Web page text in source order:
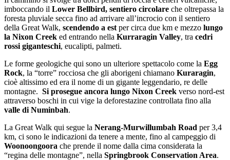
imboccando il Lower Bellbird, sentiero circolare che oltrepassa la
foresta pluviale secca fino ad arrivare all’incrocio con il sentiero
della Great Walk, scendendo a est per circa due km e mezzo lungo
la Nixon Creek ed entrando nella Kurraragin Valley, tra cedri
rossi giganteschi, eucalipti, palmeti.
Le forme geologiche qui sono un ulteriore spettacolo come la Egg
Rock, la “torre” rocciosa che gli aborigeni chiamano Kuraragin,
cioè altissimo ed era il nome di un gigante leggendario, re delle
montagne. Si prosegue ancora lungo Nixon Creek verso nord-est
attraverso boschi in cui vige la deforestazine controllata fino alla
valle di Numinbah.
La Great Walk qui segue la Nerang-Murwillumbah Road per 3,4
km, ci sono le indicazioni da tenere a mente, fino al campeggio di
Woonoongoora che prende il nome dalla cima considerata la
“regina delle montagne”, nella Springbrook Conservation Area.